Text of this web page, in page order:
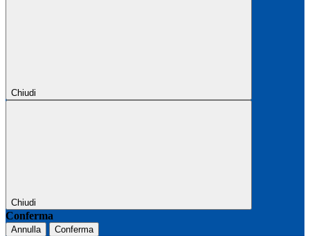
Chiudi
Chiudi
Conferma
Annulla Conferma